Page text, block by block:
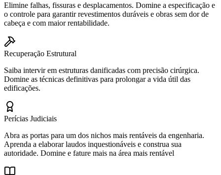
Elimine falhas, fissuras e desplacamentos. Domine a especificação e
o controle para garantir revestimentos duráveis e obras sem dor de
cabeça e com maior rentabilidade.
Recuperação Estrutural
Saiba intervir em estruturas danificadas com precisão cirúrgica.
Domine as técnicas definitivas para prolongar a vida útil das
edificações.
Perícias Judiciais
Abra as portas para um dos nichos mais rentáveis da engenharia.
Aprenda a elaborar laudos inquestionáveis e construa sua
autoridade. Domine e fature mais na área mais rentável